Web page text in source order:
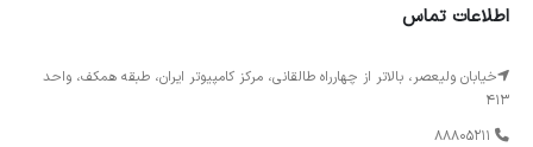
اطلاعات تماس
خیابان ولیعصر، بالاتر از چهارراه طالقانی، مرکز کامپیوتر ایران، طبقه همکف، واحد
413
88805211